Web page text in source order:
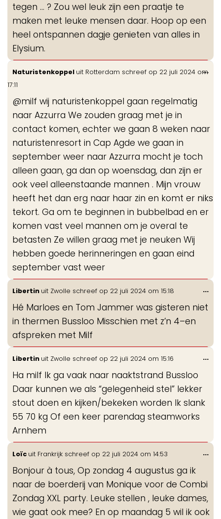
tegen ... ? Zou wel leuk zijn een praatje te
maken met leuke mensen daar. Hoop op een
heel ontspannen dagje genieten van alles in
Elysium.
Naturistenkoppel uit Rotterdam schreef op 22 juli 2024 om
17:11
@milf wij naturistenkoppel gaan regelmatig
naar Azzurra We zouden graag met je in
contact komen, echter we gaan 8 weken naar
naturistenresort in Cap Agde we gaan in
september weer naar Azzurra mocht je toch
alleen gaan, ga dan op woensdag, dan zijn er
ook veel alleenstaande mannen . Mijn vrouw
heeft het dan erg naar haar zin en komt er niks
tekort. Ga om te beginnen in bubbelbad en er
komen vast veel mannen om je overal te
betasten Ze willen graag met je neuken Wij
hebben goede herinneringen en gaan eind
september vast weer
...
Libertin uit Zwolle schreef op 22 juli 2024 om 15:18
Hé Marloes en Tom Jammer was gisteren niet
in thermen Bussloo Misschien met z’n 4–en
afspreken met Milf
...
Libertin uit Zwolle schreef op 22 juli 2024 om 15:16
Ha milf Ik ga vaak naar naaktstrand Bussloo
Daar kunnen we als “gelegenheid stel” lekker
stout doen en kijken/bekeken worden Ik slank
55 70 kg Of een keer parendag steamworks
Arnhem
...
Loïc uit Frankrijk schreef op 22 juli 2024 om 14:53
Bonjour à tous, Op zondag 4 augustus ga ik
naar de boerderij van Monique voor de Combi
Zondag XXL party. Leuke stellen , leuke dames,
wie gaat ook mee? En op maandag 5 wil ik ook
...